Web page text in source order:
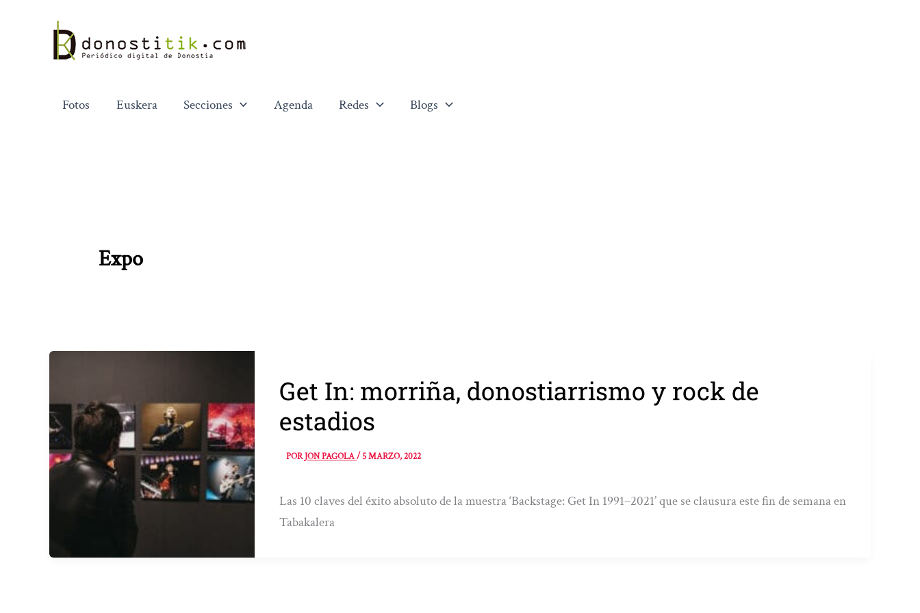
contenido
Fotos Euskera Secciones Agenda Redes Blogs
Expo
Get In: morriña, donostiarrismo y rock de
estadios
PORJON PAGOLA/5 MARZO, 2022
Las 10 claves del éxito absoluto de la muestra ‘Backstage: Get In 1991–2021’ que se clausura este fin de semana en
Tabakalera